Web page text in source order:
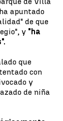
apuntado
de que
y "ha
que
con
y
de niña